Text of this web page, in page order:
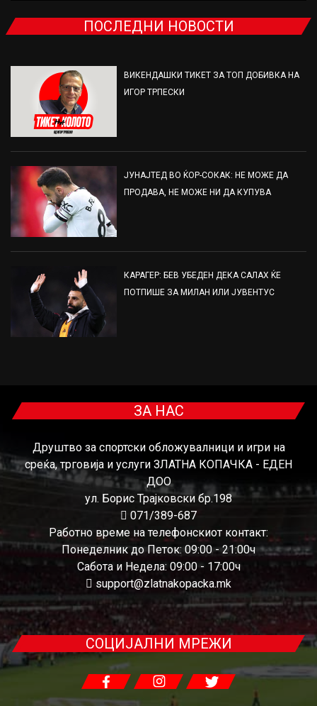
ПОСЛЕДНИ НОВОСТИ
ВИКЕНДАШКИ ТИКЕТ ЗА ТОП ДОБИВКА НА
ИГОР ТРПЕСКИ
ЈУНАЈТЕД ВО ЌОР-СОКАК: НЕ МОЖЕ ДА
ПРОДАВА, НЕ МОЖЕ НИ ДА КУПУВА
КАРАГЕР: БЕВ УБЕДЕН ДЕКА САЛАХ ЌЕ
ПОТПИШЕ ЗА МИЛАН ИЛИ ЈУВЕНТУС
ЗА НАС
Друштво за спортски обложувалници и игри на
среќа, трговија и услуги ЗЛАТНА КОПАЧКА - ЕДЕН
ДОО
ул. Борис Трајковски бр.198
071/389-687
Работно време на телефонскиот контакт:
Понеделник до Петок: 09:00 - 21:00ч
Сабота и Недела: 09:00 - 17:00ч
support@zlatnakopacka.mk
СОЦИЈАЛНИ МРЕЖИ